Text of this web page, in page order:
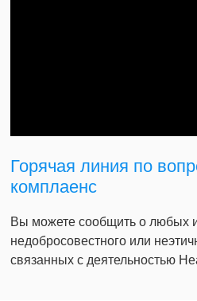
Горячая линия по
комплаенс
Вы можете сообщить о любых
недобросовестного или
связанных с деятельностью